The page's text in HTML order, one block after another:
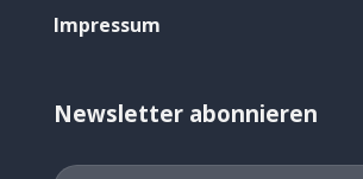
Impressum
Newsletter abonnieren